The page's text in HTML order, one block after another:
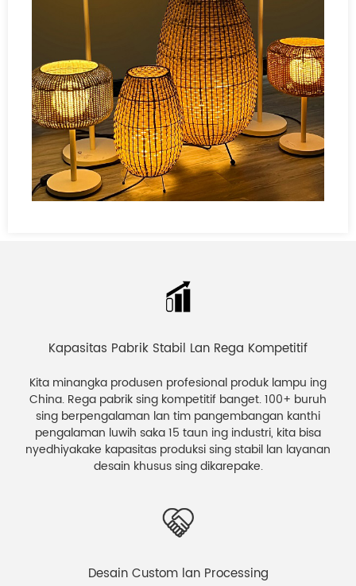
Kapasitas Pabrik Stabil Lan Rega Kompetitif
Kita minangka produsen profesional produk lampu ing
China. Rega pabrik sing kompetitif banget. 100+ buruh
sing berpengalaman lan tim pangembangan kanthi
pengalaman luwih saka 15 taun ing industri, kita bisa
nyedhiyakake kapasitas produksi sing stabil lan layanan
desain khusus sing dikarepake.
Desain Custom lan Processing